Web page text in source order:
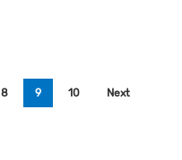
8 9 10 Next